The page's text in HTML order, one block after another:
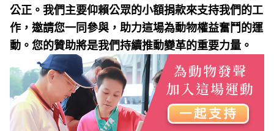
公正。我們主要仰賴公眾的小額捐款來支持我們的工
作，邀請您一同參與，助力這場為動物權益奮鬥的運
動。您的贊助將是我們持續推動變革的重要力量。